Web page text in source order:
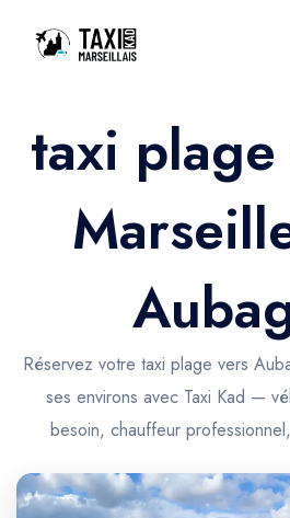
Accueil
Nos services
Nos services
Trajet Gare SNCF
Trajet Port croisière
Trajet Séminaire
Trajet Santé
Trajet Longue Distance
Réservation
Actualités & évènements
Contactez-nous
taxi
Réservez votre taxi plage vers
ses environs avec Taxi Kad —
besoin, chauffeur